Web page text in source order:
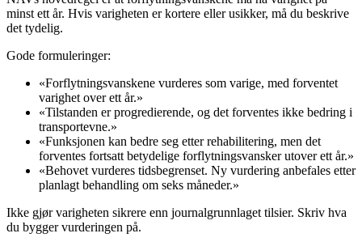
minst ett år. Hvis varigheten er kortere eller usikker, må du beskrive
det tydelig.
Gode formuleringer:
«Forflytningsvanskene vurderes som varige, med forventet
varighet over ett år.»
«Tilstanden er progredierende, og det forventes ikke bedring i
transportevne.»
«Funksjonen kan bedre seg etter rehabilitering, men det
forventes fortsatt betydelige forflytningsvansker utover ett år.»
«Behovet vurderes tidsbegrenset. Ny vurdering anbefales etter
planlagt behandling om seks måneder.»
Ikke gjør varigheten sikrere enn journalgrunnlaget tilsier. Skriv hva
du bygger vurderingen på.